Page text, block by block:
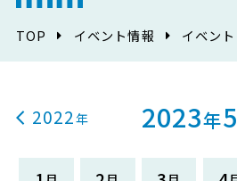
TOP イベント情報 イベント
2022 2023年5